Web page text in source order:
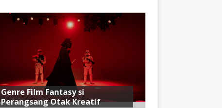
Genre Film Fantasy si
Perangsang Otak Kreatif